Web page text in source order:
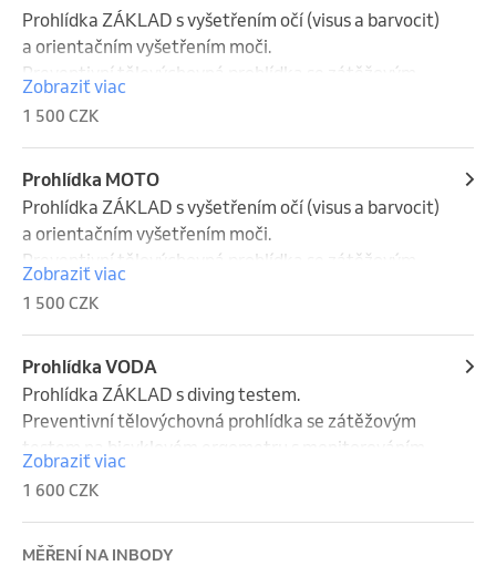
Prohlídka ZÁKLAD s vyšetřením očí (visus a barvocit)
a orientačním vyšetřením moči.
Preventivní tělovýchovná prohlídka se zátěžovým
testem na bicyklovém ergometru s monitorováním
srdce pomocí EKG, kontrolou očního visu a barvocitu
a orientační vyšetření moči.
Zobraziť viac
1 500 CZK
Prohlídka MOTO
Prohlídka ZÁKLAD s vyšetřením očí (visus a barvocit)
a orientačním vyšetřením moči.
Preventivní tělovýchovná prohlídka se zátěžovým
testem na bicyklovém ergometru s monitorováním
srdce pomocí EKG, kontrolou očního visu a barvocitu
a orientační vyšetření moči.
Zobraziť viac
1 500 CZK
Prohlídka VODA
Prohlídka ZÁKLAD s diving testem.
Preventivní tělovýchovná prohlídka se zátěžovým
testem na bicyklovém ergometru s monitorováním
srdce pomocí EKG a diving testem.
Při potápění do hloubky 20 m a více je nutné přinést
potvrzení od lékaře ORL.
Zobraziť viac
1 600 CZK
MĚŘENÍ NA INBODY